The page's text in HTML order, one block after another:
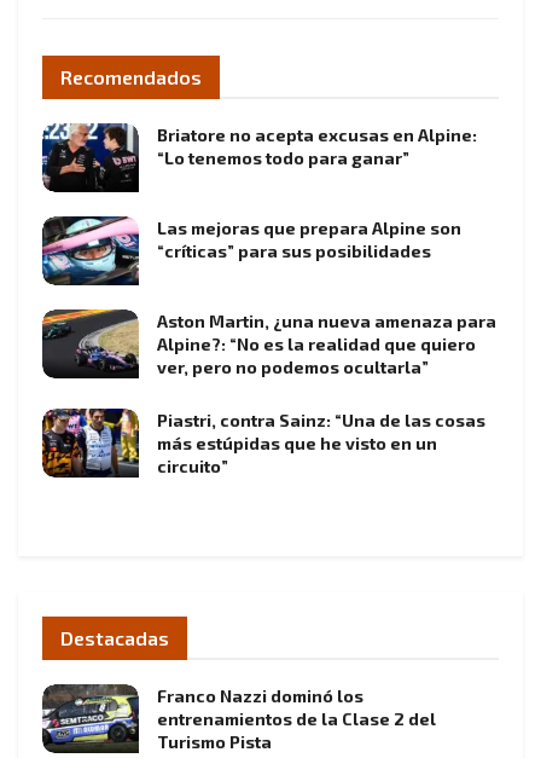
Recomendados
Briatore no acepta excusas en Alpine:
“Lo tenemos todo para ganar”
Las mejoras que prepara Alpine son
“críticas” para sus posibilidades
Aston Martin, ¿una nueva amenaza para
Alpine?: “No es la realidad que quiero
ver, pero no podemos ocultarla”
Piastri, contra Sainz: “Una de las cosas
más estúpidas que he visto en un
circuito”
Destacadas
Franco Nazzi dominó los
entrenamientos de la Clase 2 del
Turismo Pista